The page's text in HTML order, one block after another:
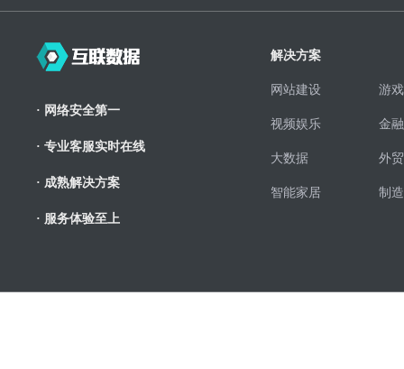
· 网络安全第一
· 专业客服实时在线
· 成熟解决方案
· 服务体验至上
解决方案
网站建设 游
视频娱乐 金
大数据 外
智能家居 制